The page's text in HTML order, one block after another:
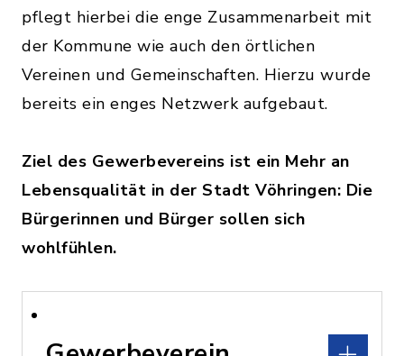
pflegt hierbei die enge Zusammenarbeit mit
der Kommune wie auch den örtlichen
Vereinen und Gemeinschaften. Hierzu wurde
bereits ein enges Netzwerk aufgebaut.
Ziel des Gewerbevereins ist ein Mehr an
Lebensqualität in der Stadt Vöhringen: Die
Bürgerinnen und Bürger sollen sich
wohlfühlen.